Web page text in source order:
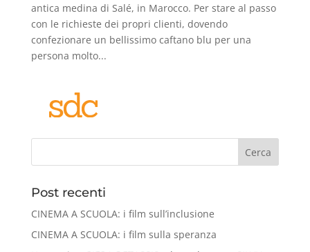
antica medina di Salé, in Marocco. Per stare al passo
con le richieste dei propri clienti, dovendo
confezionare un bellissimo caftano blu per una
persona molto...
Cerca
Post recenti
CINEMA A SCUOLA: i film sull’inclusione
CINEMA A SCUOLA: i film sulla speranza